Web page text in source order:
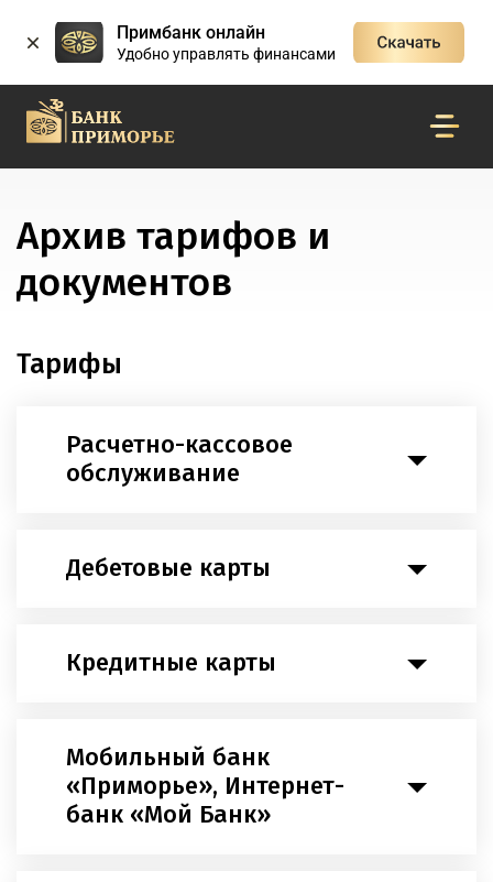
Примбанк онлайн
Удобно управлять финансами
Архив тарифов и
документов
Тарифы
Расчетно-кассовое
обслуживание
Дебетовые карты
Кредитные карты
Мобильный банк
«Приморье», Интернет-
банк «Мой Банк»